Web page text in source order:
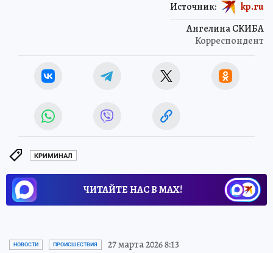
Ангелина СКИБА
Корреспондент
Источник: kp.ru
КРИМИНАЛ
ЧИТАЙТЕ НАС В МАХ!
НОВОСТИ ПРОИСШЕСТВИЯ 27 марта 2026 8:13